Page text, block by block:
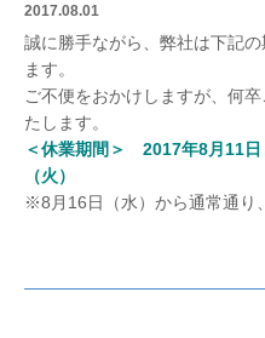
2017.08.01
誠に勝手ながら、弊社は下記
ます。
ご不便をおかけしますが、何
たします。
＜休業期間＞ 2017年8月11日
（火）
※8月16日（水）から通常通り